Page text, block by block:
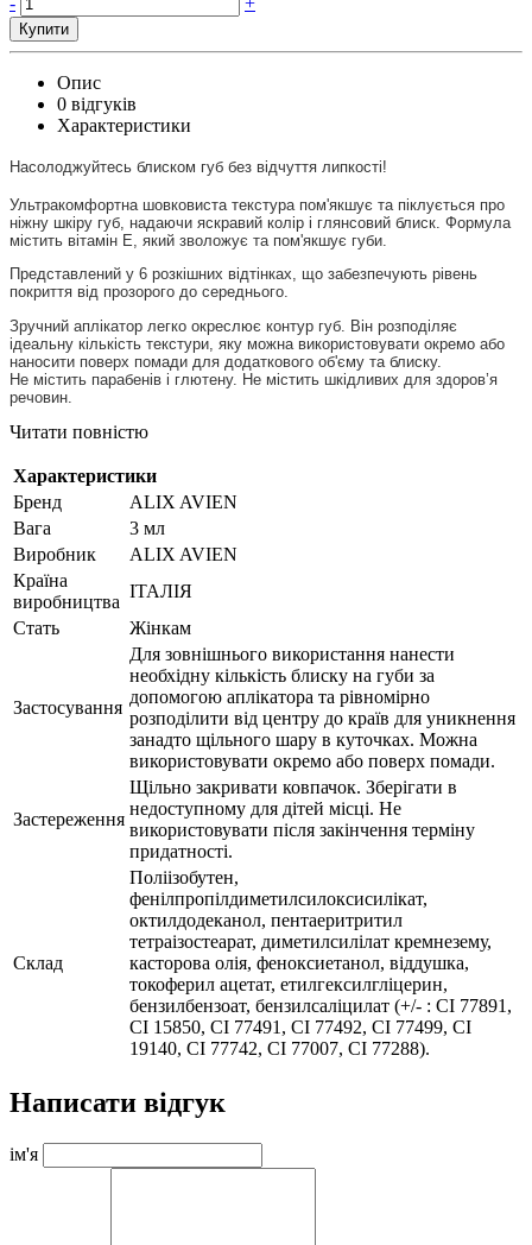
Купити
Опис
0 відгуків
Характеристики
Насолоджуйтесь блиском губ без відчуття липкості!
Ультракомфортна шовковиста текстура пом'якшує та піклується про
ніжну шкіру губ, надаючи яскравий колір і глянсовий блиск. Формула
містить вітамін Е, який зволожує та пом'якшує губи.
Представлений у 6 розкішних відтінках, що забезпечують рівень
покриття від прозорого до середнього.
Зручний аплікатор легко окреслює контур губ. Він розподіляє
ідеальну кількість текстури, яку можна використовувати окремо або
наносити поверх помади для додаткового об'єму та блиску.
Не містить парабенів і глютену. Не містить шкідливих для здоров’я
речовин.
Читати повністю
Характеристики
Бренд
ALIX AVIEN
Вага
3 мл
Виробник
ALIX AVIEN
Країна
виробництва
ІТАЛІЯ
Стать
Жінкам
Застосування
Для зовнішнього використання нанести
необхідну кількість блиску на губи за
допомогою аплікатора та рівномірно
розподілити від центру до країв для уникнення
занадто щільного шару в куточках. Можна
використовувати окремо або поверх помади.
Застереження
Щільно закривати ковпачок. Зберігати в
недоступному для дітей місці. Не
використовувати після закінчення терміну
придатності.
Склад
Поліізобутен,
фенілпропілдиметилсилоксисилікат,
октилдодеканол, пентаеритритил
тетраізостеарат, диметилсилілат кремнезему,
касторова олія, феноксиетанол, віддушка,
токоферил ацетат, етилгексилгліцерин,
бензилбензоат, бензилсаліцилат (+/- : CI 77891,
CI 15850, CI 77491, CI 77492, CI 77499, CI
19140, CI 77742, CI 77007, CI 77288).
Написати відгук
ім'я